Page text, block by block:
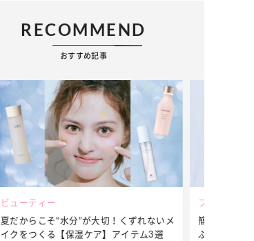
RECOMMEND
おすすめ記事
ビューティー
夏だからこそ“水分”が大切！くずれないメ
イクをつくる【保湿ケア】アイテム3選
ファッション
簡単アレン
ぷりの【そ